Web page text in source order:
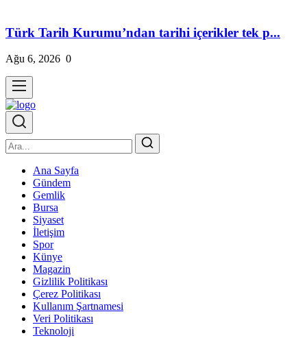
Türk Tarih Kurumu’ndan tarihi içerikler tek p...
Ağu 6, 2026 0
Ana Sayfa
Gündem
Gemlik
Bursa
Siyaset
İletişim
Spor
Künye
Magazin
Gizlilik Politikası
Çerez Politikası
Kullanım Şartnamesi
Veri Politikası
Teknoloji